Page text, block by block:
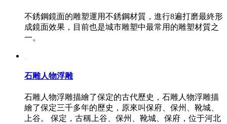
不銹鋼鏡面的雕塑運用不銹鋼材質，進行8遍打磨最終形
成鏡面效果，目前也是城市雕塑中最常用的雕塑材質之
一。
石雕人物浮雕
石雕人物浮雕描繪了保定的古代歷史，石雕人物浮雕描
繪了保定三千多年的歷史，原來叫保府、保州、靴城、
上谷。 保定，古稱上谷、保州、靴城、保府，位于河北